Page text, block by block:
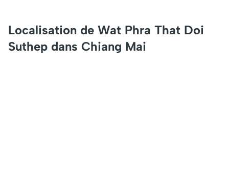
Localisation de Wat Phra That Doi
Suthep dans Chiang Mai